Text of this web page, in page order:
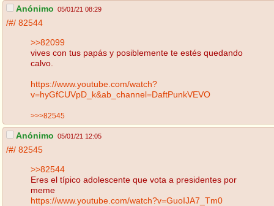
Anónimo 05/01/21 08:29
/#/ 82544
>>82099
vives con tus papás y posiblemente te estés quedando
calvo.
https://www.youtube.com/watch?
v=hyGfCUVpD_k&ab_channel=DaftPunkVEVO
>>>82545
Anónimo 05/01/21 12:05
/#/ 82545
>>82544
Eres el típico adolescente que vota a presidentes por
meme
https://www.youtube.com/watch?v=GuoIJA7_Tm0